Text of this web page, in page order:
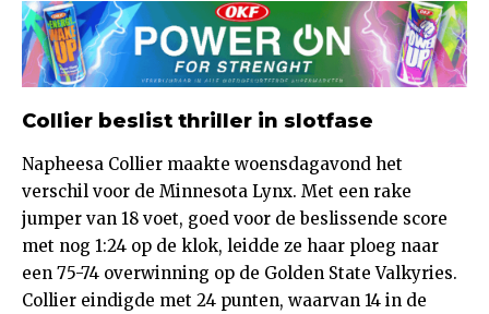
Collier beslist thriller in slotfase
Napheesa Collier maakte woensdagavond het
verschil voor de Minnesota Lynx. Met een rake
jumper van 18 voet, goed voor de beslissende score
met nog 1:24 op de klok, leidde ze haar ploeg naar
een 75-74 overwinning op de Golden State Valkyries.
Collier eindigde met 24 punten, waarvan 14 in de